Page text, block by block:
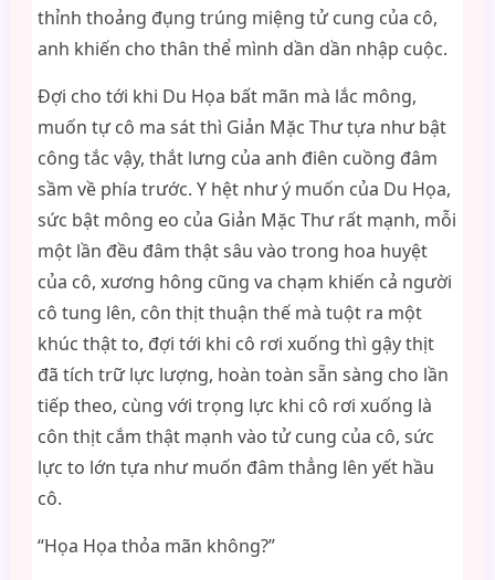
thỉnh thoảng đụng trúng miệng tử cung của cô,
anh khiến cho thân thể mình dần dần nhập cuộc.
Đợi cho tới khi Du Họa bất mãn mà lắc mông,
muốn tự cô ma sát thì Giản Mặc Thư tựa như bật
công tắc vậy, thắt lưng của anh điên cuồng đâm
sầm về phía trước. Y hệt như ý muốn của Du Họa,
sức bật mông eo của Giản Mặc Thư rất mạnh, mỗi
một lần đều đâm thật sâu vào trong hoa huyệt
của cô, xương hông cũng va chạm khiến cả người
cô tung lên, côn thịt thuận thế mà tuột ra một
khúc thật to, đợi tới khi cô rơi xuống thì gậy thịt
đã tích trữ lực lượng, hoàn toàn sẵn sàng cho lần
tiếp theo, cùng với trọng lực khi cô rơi xuống là
côn thịt cắm thật mạnh vào tử cung của cô, sức
lực to lớn tựa như muốn đâm thẳng lên yết hầu
cô.
“Họa Họa thỏa mãn không?”